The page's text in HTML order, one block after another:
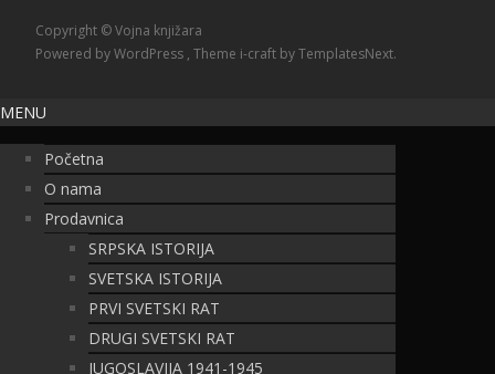
Copyright © Vojna knjižara
Powered by WordPress , Theme i-craft by TemplatesNext.
MENU
Početna
O nama
Prodavnica
SRPSKA ISTORIJA
SVETSKA ISTORIJA
PRVI SVETSKI RAT
DRUGI SVETSKI RAT
JUGOSLAVIJA 1941-1945